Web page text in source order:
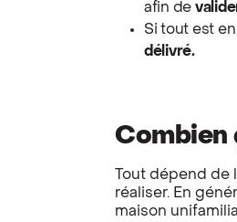
afin de
Si tout est
délivré.
Combien
Tout dépend de
réaliser. En
maison